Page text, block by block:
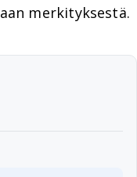
merkityksestä.